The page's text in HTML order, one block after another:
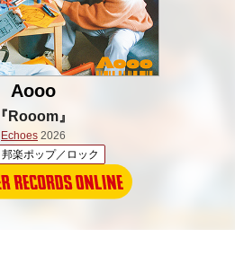
Aooo
『Rooom』
Echoes 2026
邦楽ポップ／ロック